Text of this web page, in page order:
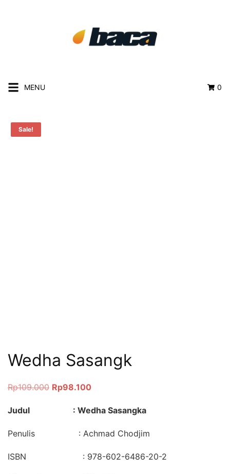
MENU 0
Sale!
Wedha Sasangk
Rp109.000 Rp98.100
Judul : Wedha Sasangka
Penulis : Achmad Chodjim
ISBN : 978-602-6486-20-2